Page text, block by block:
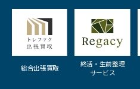
総合出張買取
終活・生前整理
サービス